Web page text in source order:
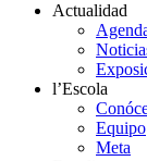
Actualidad
l’Escola
Equipo
Meta